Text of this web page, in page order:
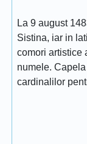
La 9 august
Sistina, iar in
comori artistice
numele.
cardinalilor